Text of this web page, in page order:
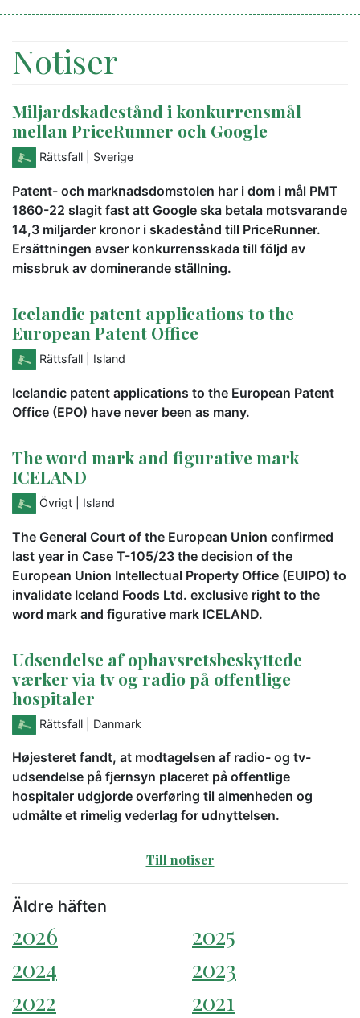
Notiser
Miljardskadestånd i konkurrensmål
mellan PriceRunner och Google
Rättsfall | Sverige
Patent- och marknadsdomstolen har i dom i mål PMT
1860-22 slagit fast att Google ska betala motsvarande
14,3 miljarder kronor i skadestånd till PriceRunner.
Ersättningen avser konkurrensskada till följd av
missbruk av dominerande ställning.
Icelandic patent applications to the
European Patent Office
Rättsfall | Island
Icelandic patent applications to the European Patent
Office (EPO) have never been as many.
The word mark and figurative mark
ICELAND
Övrigt | Island
The General Court of the European Union confirmed
last year in Case T-105/23 the decision of the
European Union Intellectual Property Office (EUIPO) to
invalidate Iceland Foods Ltd. exclusive right to the
word mark and figurative mark ICELAND.
Udsendelse af ophavsretsbeskyttede
værker via tv og radio på offentlige
hospitaler
Rättsfall | Danmark
Højesteret fandt, at modtagelsen af radio- og tv-
udsendelse på fjernsyn placeret på offentlige
hospitaler udgjorde overføring til almenheden og
udmålte et rimelig vederlag for udnyttelsen.
Till notiser
Äldre häften
2026
2025
2024
2023
2022
2021